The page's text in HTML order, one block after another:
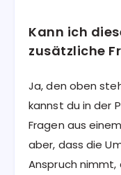
Kann ich
zusätzliche
Ja, den oben
kannst du in der
Fragen aus
aber, dass die
Anspruch nimmt,